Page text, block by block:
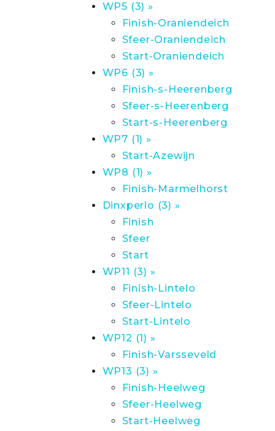
WP5 (3) »
Finish-Oraniendeich
Sfeer-Oraniendeich
Start-Oraniendeich
WP6 (3) »
Finish-s-Heerenberg
Sfeer-s-Heerenberg
Start-s-Heerenberg
WP7 (1) »
Start-Azewijn
WP8 (1) »
Finish-Marmelhorst
Dinxperlo (3) »
Finish
Sfeer
Start
WP11 (3) »
Finish-Lintelo
Sfeer-Lintelo
Start-Lintelo
WP12 (1) »
Finish-Varsseveld
WP13 (3) »
Finish-Heelweg
Sfeer-Heelweg
Start-Heelweg